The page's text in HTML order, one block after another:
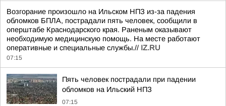
Возгорание произошло на Ильском НПЗ из-за падения
обломков БПЛА, пострадали пять человек, сообщили в
оперштабе Краснодарского края. Раненым оказывают
необходимую медицинскую помощь. На месте работают
оперативные и специальные службы.// IZ.RU
07:15
Пять человек пострадали при падении
обломков на Ильский НПЗ
07:15